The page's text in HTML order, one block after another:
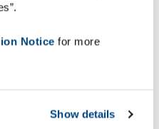
Notice for more
Show details
via le lien